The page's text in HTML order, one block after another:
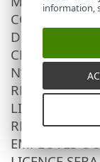
CONCÉDANTS
DE
CERTAINS
LIMITATION
EMPLOYÉS
information,